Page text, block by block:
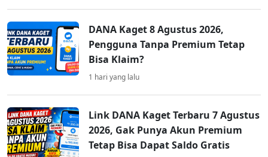
DANA Kaget 8 Agustus 2026,
Pengguna Tanpa Premium Tetap
Bisa Klaim?
1 hari yang lalu
Link DANA Kaget Terbaru 7 Agustus
2026, Gak Punya Akun Premium
Tetap Bisa Dapat Saldo Gratis